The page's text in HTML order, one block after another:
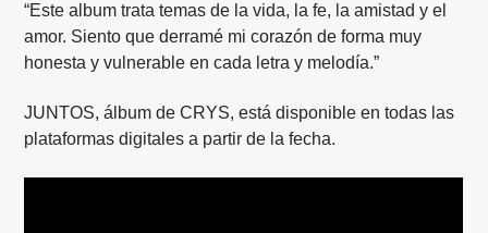
“Este album trata temas de la vida, la fe, la amistad y el
amor. Siento que derramé mi corazón de forma muy
honesta y vulnerable en cada letra y melodía.”
JUNTOS, álbum de CRYS, está disponible en todas las
plataformas digitales a partir de la fecha.